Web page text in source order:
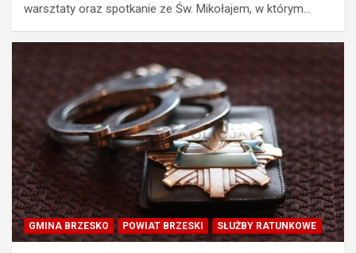
warsztaty oraz spotkanie ze Św. Mikołajem, w którym…
GMINA BRZESKO POWIAT BRZESKI SŁUŻBY RATUNKOWE